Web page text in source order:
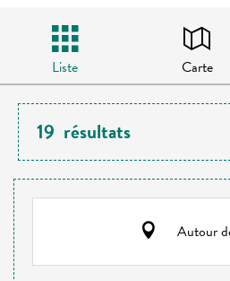
Liste Carte
19 résultats
Autour